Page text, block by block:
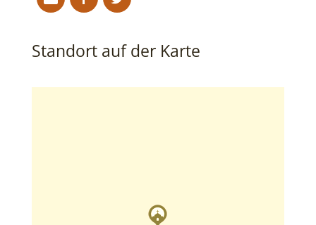
Standort auf der Karte